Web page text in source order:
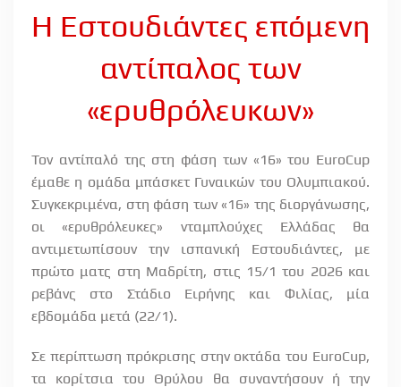
Η Εστουδιάντες επόμενη
αντίπαλος των
«ερυθρόλευκων»
Τον αντίπαλό της στη φάση των «16» του EuroCup
έμαθε η ομάδα μπάσκετ Γυναικών του Ολυμπιακού.
Συγκεκριμένα, στη φάση των «16» της διοργάνωσης,
οι «ερυθρόλευκες» νταμπλούχες Ελλάδας θα
αντιμετωπίσουν την ισπανική Εστουδιάντες, με
πρώτο ματς στη Μαδρίτη, στις 15/1 του 2026 και
ρεβάνς στο Στάδιο Ειρήνης και Φιλίας, μία
εβδομάδα μετά (22/1).
Σε περίπτωση πρόκρισης στην οκτάδα του EuroCup,
τα κορίτσια του Θρύλου θα συναντήσουν ή την